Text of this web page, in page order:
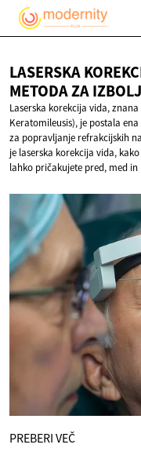
LASERSKA
METODA ZA
Laserska korekcija vida,
Keratomileusis), je postala
za popravljanje refrakcijskih
je laserska korekcija vida,
lahko pričakujete pred, med in
PREBERI VEČ